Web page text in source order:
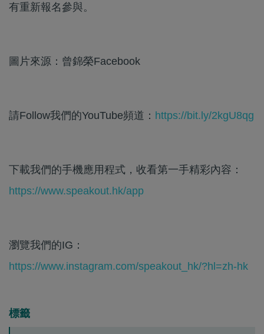
有重新報名參與。
圖片來源：曾錦榮Facebook
請Follow我們的YouTube頻道： https://bit.ly/2kgU8qg
下載我們的手機應用程式，收看第一手精彩內容：
https://www.speakout.hk/app
瀏覽我們的IG：
https://www.instagram.com/speakout_hk/?hl=zh-hk
標籤